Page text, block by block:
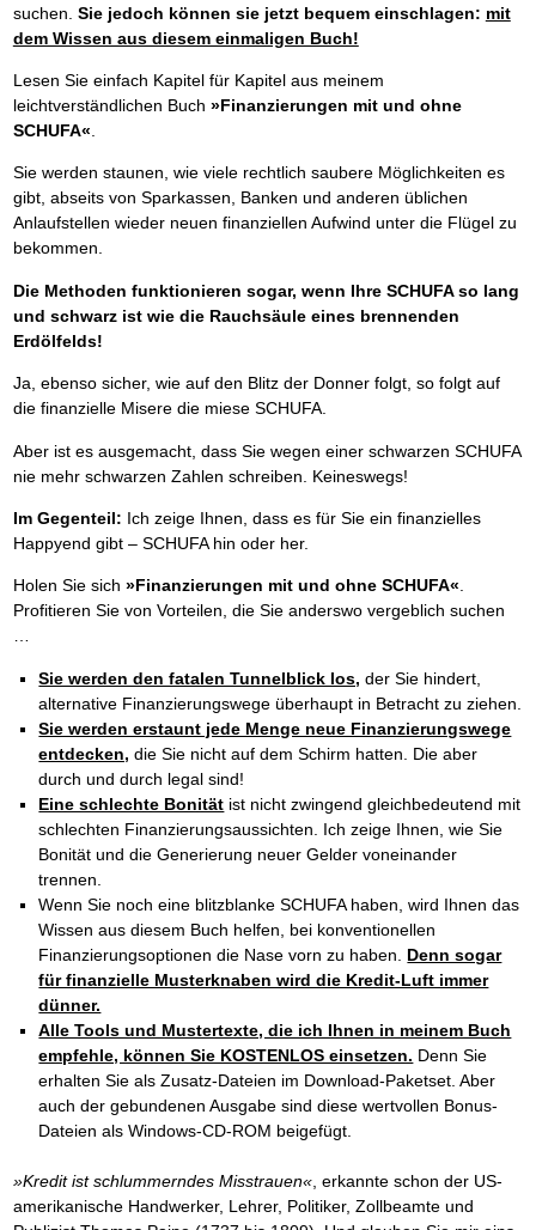
suchen. Sie jedoch können sie jetzt bequem einschlagen: mit
dem Wissen aus diesem einmaligen Buch!
Lesen Sie einfach Kapitel für Kapitel aus meinem
leichtverständlichen Buch »Finanzierungen mit und ohne
SCHUFA«
Sie werden staunen, wie viele rechtlich saubere Möglichkeiten es
gibt, abseits von Sparkassen, Banken und anderen üblichen
Anlaufstellen wieder neuen finanziellen Aufwind unter die Flügel zu
bekommen.
Die Methoden funktionieren sogar, wenn Ihre SCHUFA so lang
und schwarz ist wie die Rauchsäule eines brennenden
Erdölfelds!
Ja, ebenso sicher, wie auf den Blitz der Donner folgt, so folgt auf
die finanzielle Misere die miese SCHUFA.
Aber ist es ausgemacht, dass Sie wegen einer schwarzen SCHUFA
nie mehr schwarzen Zahlen schreiben. Keineswegs!
Im Gegenteil: Ich zeige Ihnen, dass es für Sie ein finanzielles
Happyend gibt – SCHUFA hin oder her.
Holen Sie sich »Finanzierungen mit und ohne SCHUFA«.
Profitieren Sie von Vorteilen, die Sie anderswo vergeblich suchen
…
Sie werden den fatalen Tunnelblick los, der Sie hindert,
alternative Finanzierungswege überhaupt in Betracht zu ziehen.
Sie werden erstaunt jede Menge neue Finanzierungswege
entdecken, die Sie nicht auf dem Schirm hatten. Die aber
durch und durch legal sind!
Eine schlechte Bonität ist nicht zwingend gleichbedeutend mit
schlechten Finanzierungsaussichten. Ich zeige Ihnen, wie Sie
Bonität und die Generierung neuer Gelder voneinander
trennen.
Wenn Sie noch eine blitzblanke SCHUFA haben, wird Ihnen das
Wissen aus diesem Buch helfen, bei konventionellen
Finanzierungsoptionen die Nase vorn zu haben. Denn sogar
für finanzielle Musterknaben wird die Kredit-Luft immer
dünner.
Alle Tools und Mustertexte, die ich Ihnen in meinem Buch
empfehle, können Sie KOSTENLOS einsetzen. Denn Sie
erhalten Sie als Zusatz-Dateien im Download-Paketset. Aber
auch der gebundenen Ausgabe sind diese wertvollen Bonus-
Dateien als Windows-CD-ROM beigefügt.
»Kredit ist schlummerndes Misstrauen«, erkannte schon der US-
amerikanische Handwerker, Lehrer, Politiker, Zollbeamte und